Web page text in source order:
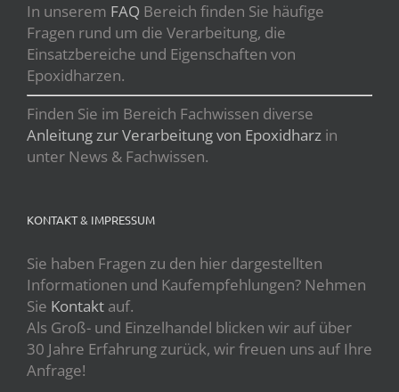
In unserem FAQ Bereich finden Sie häufige
Fragen rund um die Verarbeitung, die
Einsatzbereiche und Eigenschaften von
Epoxidharzen.
Finden Sie im Bereich Fachwissen diverse
Anleitung zur Verarbeitung von Epoxidharz in
unter News & Fachwissen.
KONTAKT & IMPRESSUM
Sie haben Fragen zu den hier dargestellten
Informationen und Kaufempfehlungen? Nehmen
Sie Kontakt auf.
Als Groß- und Einzelhandel blicken wir auf über
30 Jahre Erfahrung zurück, wir freuen uns auf Ihre
Anfrage!